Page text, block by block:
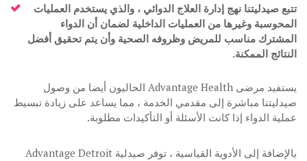
تتبع صيدليتنا نهج إدارة العلاج الدوائي ، والذي يستخدم العمليات
المحوسبة وغيرها من العمليات الداخلية لضمان أن الدواء
المشترك مناسب للمريض وظروفه الصحية وأن يتم تحقيق أفضل
النتائج الممكنة.
يستفيد مرضى Advantage Health الحاليون أيضا من وصول
صيدليتنا مباشرة إلى مقدمي الخدمة ، مما يساعد على زيادة تبسيط
عملية الدواء إذا كانت الأسئلة أو التأكيدات مطلوبة.
بالإضافة إلى الأدوية القياسية ، توفر صيدلية Advantage Detroit